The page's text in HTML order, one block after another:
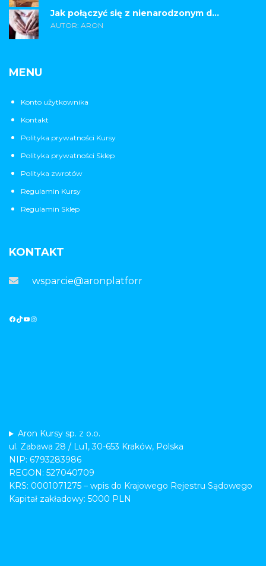
Jak połączyć się z nienarodzonym d...
AUTOR: ARON
MENU
Konto użytkownika
Kontakt
Polityka prywatności Kursy
Polityka prywatności Sklep
Polityka zwrotów
Regulamin Kursy
Regulamin Sklep
KONTAKT
wsparcie@aronplatforma.pl
Aron Kursy sp. z o.o.
ul. Zabawa 28 / Lu1, 30-653 Kraków, Polska
NIP: 6793283986
REGON: 527040709
KRS: 0001071275 – wpis do Krajowego Rejestru Sądowego
Kapitał zakładowy: 5000 PLN